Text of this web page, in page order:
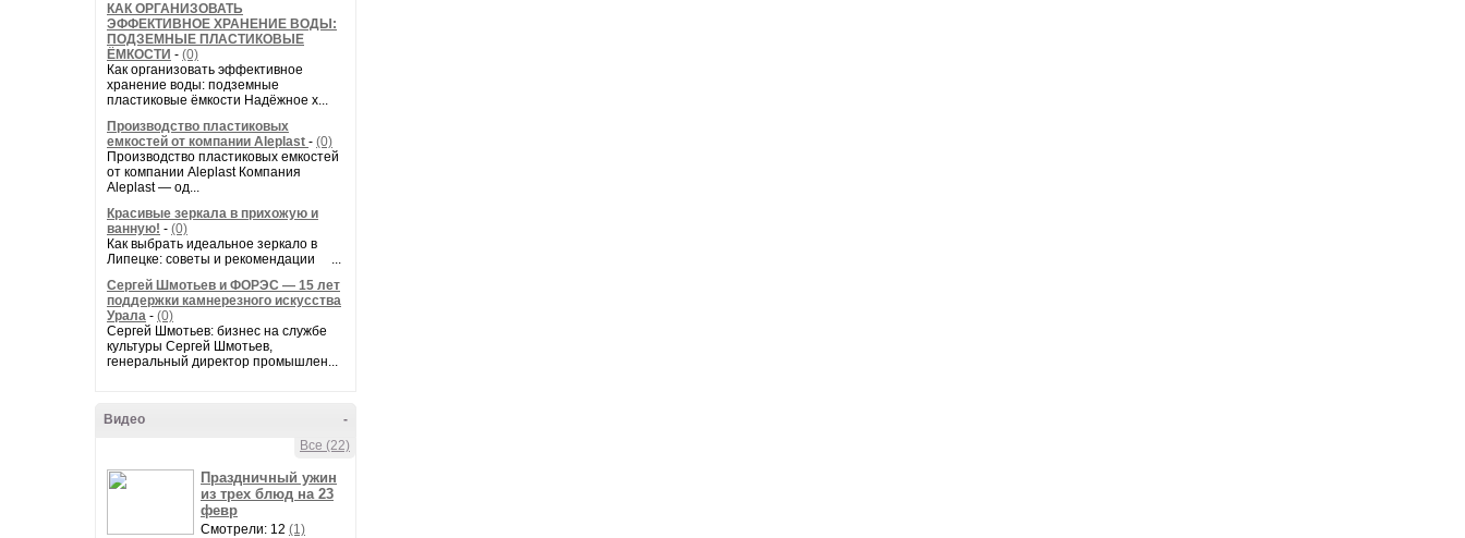
КАК ОРГАНИЗОВАТЬ
ЭФФЕКТИВНОЕ ХРАНЕНИЕ ВОДЫ:
ПОДЗЕМНЫЕ ПЛАСТИКОВЫЕ
ЁМКОСТИ - (0)
Как организовать эффективное
хранение воды: подземные
пластиковые ёмкости Надёжное х...
Производство пластиковых
емкостей от компании Aleplast - (0)
Производство пластиковых емкостей
от компании Aleplast Компания
Aleplast — од...
Красивые зеркала в прихожую и
ванную! - (0)
Как выбрать идеальное зеркало в
Липецке: советы и рекомендации ...
Сергей Шмотьев и ФОРЭС — 15 лет
поддержки камнерезного искусства
Урала - (0)
Сергей Шмотьев: бизнес на службе
культуры Сергей Шмотьев,
генеральный директор промышлен...
-
Видео
Все (22)
Праздничный ужин
из трех блюд на 23
февр
Смотрели: 12 (1)